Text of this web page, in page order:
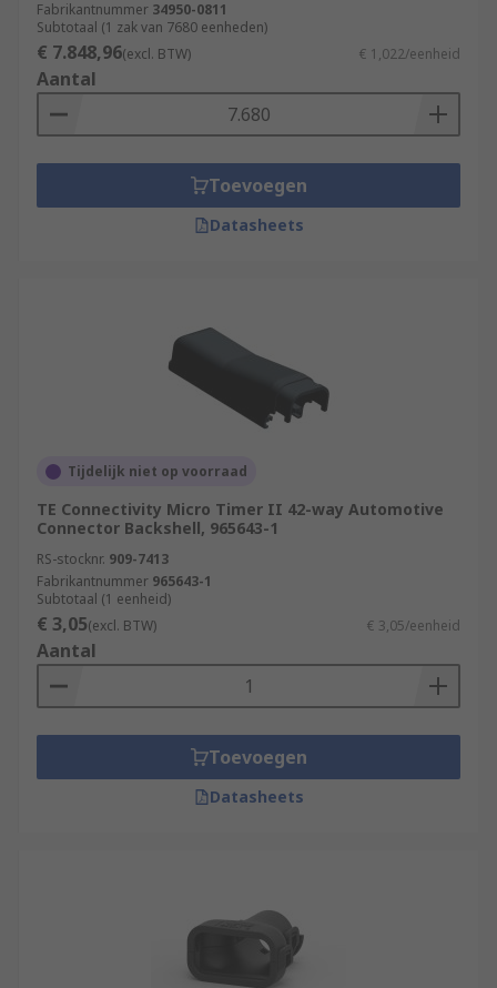
Fabrikantnummer 34950-0811
Subtotaal (1 zak van 7680 eenheden)
€ 7.848,96(excl. BTW) € 1,022/eenheid
Aantal
Toevoegen
Datasheets
Tijdelijk niet op voorraad
TE Connectivity Micro Timer II 42-way Automotive
Connector Backshell, 965643-1
RS-stocknr. 909-7413
Fabrikantnummer 965643-1
Subtotaal (1 eenheid)
€ 3,05(excl. BTW) € 3,05/eenheid
Aantal
Toevoegen
Datasheets